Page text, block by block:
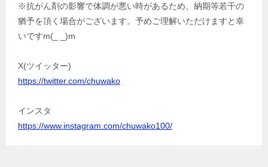
※抗がん剤の影響で体調が悪い時があるため、納期等若干の
猶予を頂く場合がございます。予めご理解いただけますと幸
いですm(_ _)m
X(ツイッター)
https://twitter.com/chuwako
インスタ
https://www.instagram.com/chuwako100/